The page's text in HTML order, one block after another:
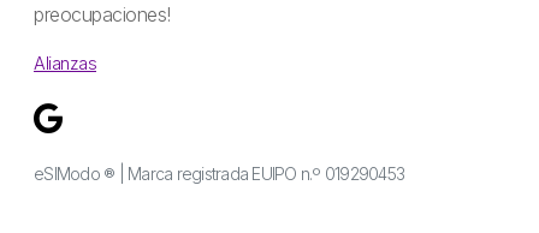
preocupaciones!
Alianzas
eSIModo ® | Marca registrada EUIPO n.º 019290453